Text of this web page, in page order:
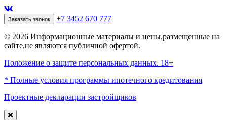
Заказать звонок +7 3452 670 777
© 2026 Информационные материалы и цены,размещенные на
сайте,не являются публичной офертой.
Положение о защите персональных данных. 18+
* Полные условия программы ипотечного кредитования
Проектные декларации застройщиков